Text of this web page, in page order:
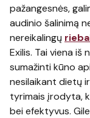
pažangesnės,
audinio šalinimą
nereikalingų
Exilis. Tai viena iš
sumažinti kūno
nesilaikant dietų
tyrimais įrodyta,
bei efektyvus.